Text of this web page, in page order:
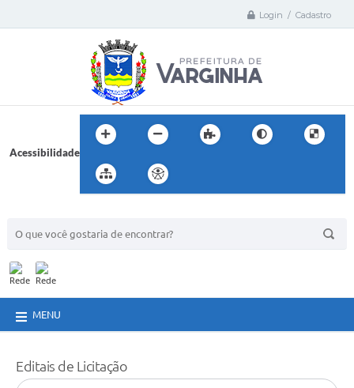
Login / Cadastro
Acessibilidade
MENU
Editais de Licitação